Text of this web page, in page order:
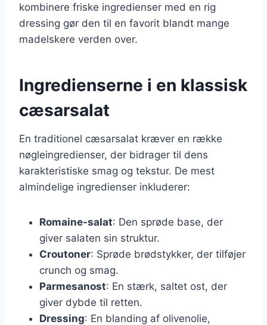
kombinere friske ingredienser med en rig
dressing gør den til en favorit blandt mange
madelskere verden over.
Ingredienserne i en klassisk
cæsarsalat
En traditionel cæsarsalat kræver en række
nøgleingredienser, der bidrager til dens
karakteristiske smag og tekstur. De mest
almindelige ingredienser inkluderer:
Romaine-salat: Den sprøde base, der
giver salaten sin struktur.
Croutoner: Sprøde brødstykker, der tilføjer
crunch og smag.
Parmesanost: En stærk, saltet ost, der
giver dybde til retten.
Dressing: En blanding af olivenolie,